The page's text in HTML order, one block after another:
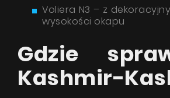
Voliera N3 – z
wysokości okapu
Gdzie
Kashmir-